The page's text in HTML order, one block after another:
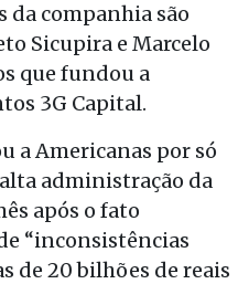
da companhia são
Sicupira e Marcelo
que fundou a
3G Capital.
a Americanas por só
administração da
após o fato
“inconsistências
de 20 bilhões de reais